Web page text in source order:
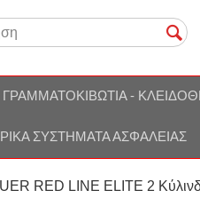
ΓΡΑΜΜΑΤΟΚΙΒΏΤΙΑ -
ΣΥΣΤΉΜΑΤΑ ΑΣΦΑΛΕΊΑΣ
RED LINE ELITE 2